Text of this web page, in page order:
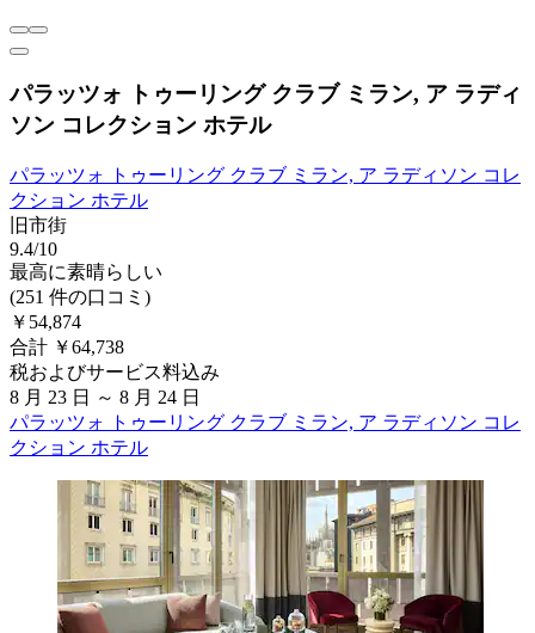
パラッツォ トゥーリング クラブ ミラン, ア ラディ
ソン コレクション ホテル
パラッツォ トゥーリング クラブ ミラン, ア ラディソン コレ
クション ホテル
旧市街
9.4/10
最高に素晴らしい
(251 件の口コミ)
￥54,874
合計 ￥64,738
税およびサービス料込み
8 月 23 日 ～ 8 月 24 日
パラッツォ トゥーリング クラブ ミラン, ア ラディソン コレ
クション ホテル